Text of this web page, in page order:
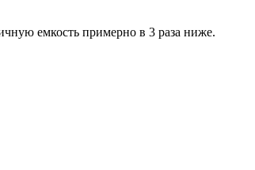
емкость примерно в 3 раза ниже.